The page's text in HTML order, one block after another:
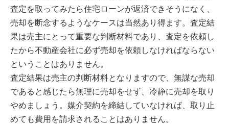
査定を取ってみたら住宅ローンが返済できそうになく、
売却を断念するようなケースは当然あり得ます。査定結
果は売主にとって重要な判断材料であり、査定を依頼し
たから不動産会社に必ず売却を依頼しなければならない
ということはありません。
査定結果は売主の判断材料となりますので、無謀な売却
であると感じたら無理に売却をせず、冷静に売却を取り
やめましょう。媒介契約を締結していなければ、取り止
めても費用を請求されることはありません。